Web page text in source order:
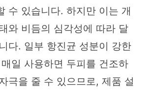
수 있습니다. 하지만 이는 개
와 비듬의 심각성에 따라 달
다. 일부 항진균 성분이 강한
일 사용하면 두피를 건조하
극을 줄 수 있으므로, 제품 설